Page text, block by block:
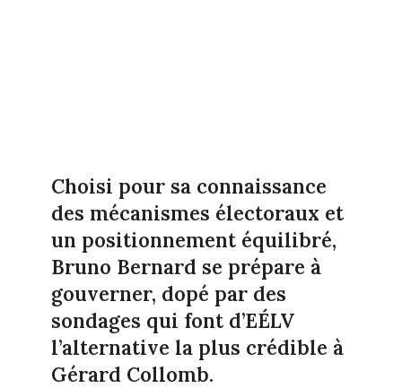
Choisi pour sa connaissance
des mécanismes électoraux et
un positionnement équilibré,
Bruno Bernard se prépare à
gouverner, dopé par des
sondages qui font d’EÉLV
l’alternative la plus crédible à
Gérard Collomb.